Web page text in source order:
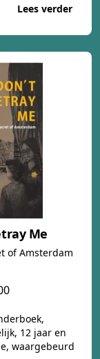
Lees verder
Me
of Amsterdam
12 jaar en
waargebeurd